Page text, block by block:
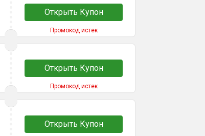
Открыть Купон
Промокод истек
Открыть Купон
Промокод истек
Открыть Купон